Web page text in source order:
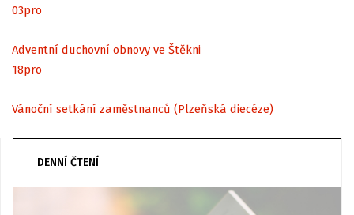
03pro
Adventní duchovní obnovy ve Štěkni
18pro
Vánoční setkání zaměstnanců (Plzeňská diecéze)
DENNÍ ČTENÍ